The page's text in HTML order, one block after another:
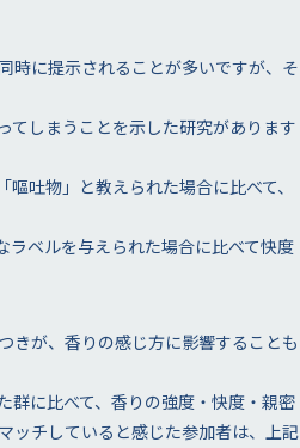
時に提示されることが多いですが、そ
てしまうことを示した研究があります
吐物」と教えられた場合に比べて、
ラベルを与えられた場合に比べて快度
きが、香りの感じ方に影響することも
群に比べて、香りの強度・快度・親密
ッチしていると感じた参加者は、上記